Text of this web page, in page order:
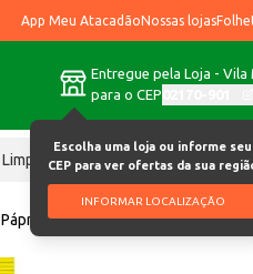
App Meu AtacadãoNossas lojas
Entregue pela Loja - Vila
para o CEP
Escolha uma loja ou informe seu
CEP para ver ofertas da sua
INFORMAR LOCALIZAÇÃO
Limpeza Chocolates
Páprica Defumada CPA 30g